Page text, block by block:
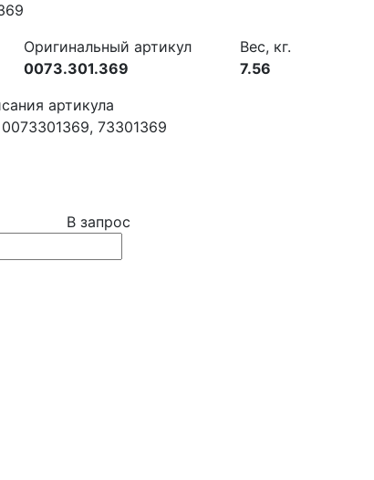
Оригинальный артикул
0073.301.369
Вес, кг.
7.56
артикула
73301369
В запрос